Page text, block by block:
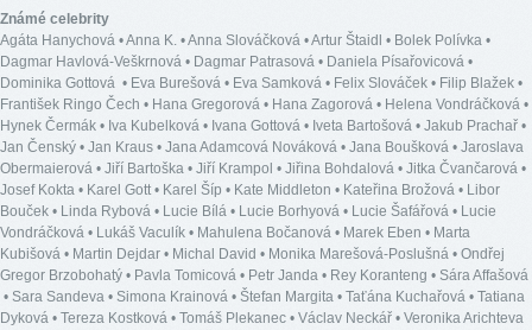
Známé celebrity
Agáta Hanychová •Anna K. •Anna Slováčková •Artur Štaidl • Bolek Polívka •
Dagmar Havlová-Veškrnová • Dagmar Patrasová • Daniela Písařovicová •
Dominika Gottová • Eva Burešová • Eva Samková • Felix Slováček • Filip Blažek •
František Ringo Čech • Hana Gregorová • Hana Zagorová • Helena Vondráčková •
Hynek Čermák • Iva Kubelková • Ivana Gottová • Iveta Bartošová • Jakub Prachař •
Jan Čenský • Jan Kraus • Jana Adamcová Nováková • Jana Boušková • Jaroslava
Obermaierová • Jiří Bartoška • Jiří Krampol • Jiřina Bohdalová • Jitka Čvančarová •
Josef Kokta • Karel Gott• Karel Šíp • Kate Middleton • Kateřina Brožová • Libor
Bouček • Linda Rybová • Lucie Bílá • Lucie Borhyová • Lucie Šafářová • Lucie
Vondráčková • Lukáš Vaculík • Mahulena Bočanová • Marek Eben • Marta
Kubišová • Martin Dejdar • Michal David • Monika Marešová-Poslušná • Ondřej
Gregor Brzobohatý • Pavla Tomicová • Petr Janda • Rey Koranteng • Sára Affašová
• Sara Sandeva • Simona Krainová • Štefan Margita • Taťána Kuchařová • Tatiana
Dyková • Tereza Kostková • Tomáš Plekanec • Václav Neckář • Veronika Arichteva